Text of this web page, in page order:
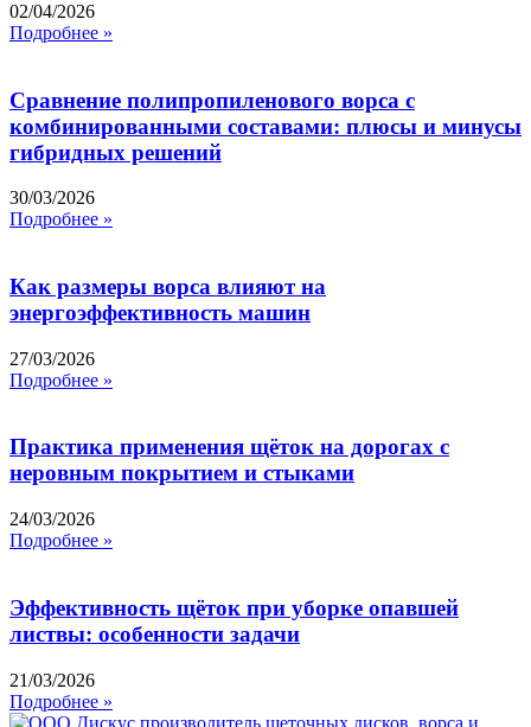
02/04/2026
Подробнее »
Сравнение полипропиленового ворса с
комбинированными составами: плюсы и минусы
гибридных решений
30/03/2026
Подробнее »
Как размеры ворса влияют на
энергоэффективность машин
27/03/2026
Подробнее »
Практика применения щёток на дорогах с
неровным покрытием и стыками
24/03/2026
Подробнее »
Эффективность щёток при уборке опавшей
листвы: особенности задачи
21/03/2026
Подробнее »